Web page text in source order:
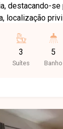
destacando-
localização
opções de
praticidade,
cozinha
coifa,
3
Suítes
5
Banho